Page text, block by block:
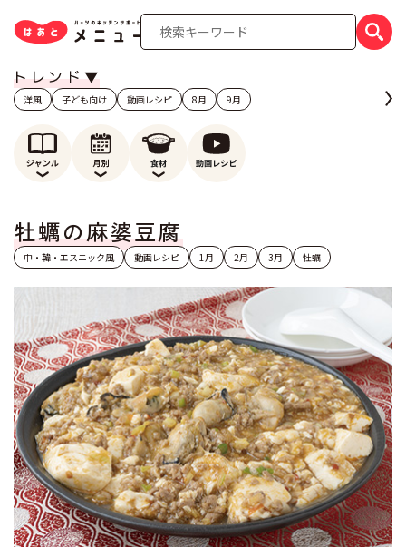
洋風 子ども向け 動画レシピ 8月 9月
牡蠣の麻婆豆腐
中・韓・エスニック風 動画レシピ 1月 2月 3月 牡蠣